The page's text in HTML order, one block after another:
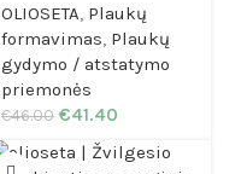
OLIOSETA, Plaukų
formavimas, Plaukų
gydymo / atstatymo
priemonės
€46.00 €41.40